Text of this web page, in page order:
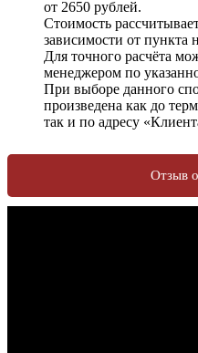
от 2650 рублей.
Стоимость
зависимости от пункта
Для точного расчёта
менеджером по
При выборе данного
произведена как до
так и по адресу
Отзыв